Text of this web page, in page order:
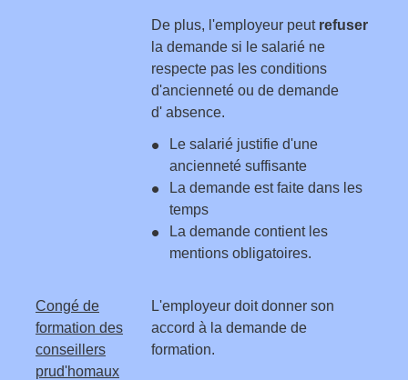
De plus, l'employeur peut refuser
la demande si le salarié ne
respecte pas les conditions
d'ancienneté ou de demande
d' absence.
Le salarié justifie d'une
ancienneté suffisante
La demande est faite dans les
temps
La demande contient les
mentions obligatoires.
Congé de
formation des
conseillers
prud'homaux
L'employeur doit donner son
accord à la demande de
formation.